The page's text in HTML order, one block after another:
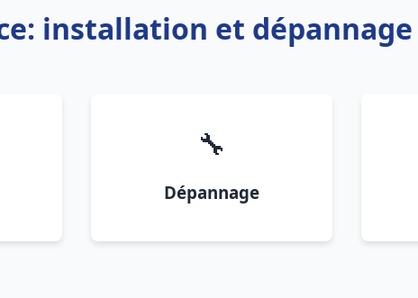
installation et
🔧
Dépannage